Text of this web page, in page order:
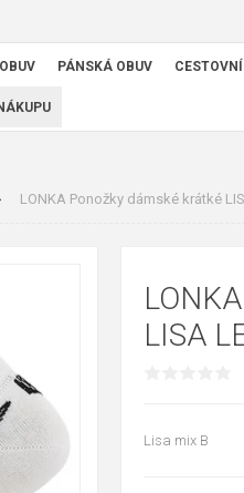
PÁNSKÁ OBUV
LONKA Ponožky dámské krátké
LISA
Lisa mix B